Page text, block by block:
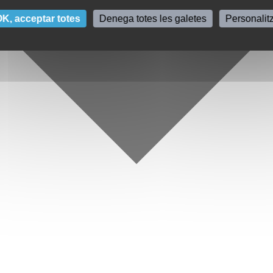
acceptar totes Denega totes les galetes